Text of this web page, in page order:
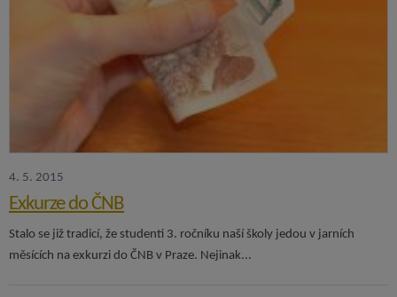
4. 5. 2015
Exkurze do ČNB
Stalo se již tradicí, že studenti 3. ročníku naší školy jedou v jarních
měsících na exkurzi do ČNB v Praze. Nejinak...